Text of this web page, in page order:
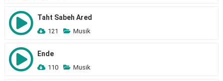
Taht Sabeh Ared
121 Musik
Ende
110 Musik